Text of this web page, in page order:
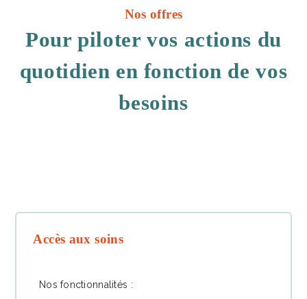
Nos offres
Pour piloter vos actions du
quotidien en fonction de vos
besoins
Accès aux soins
Nos fonctionnalités :